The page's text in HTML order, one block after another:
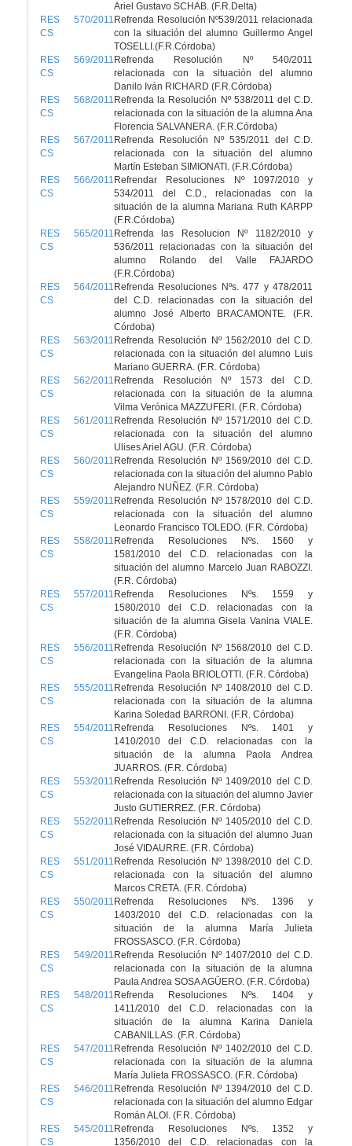
Ariel Gustavo SCHAB. (F.R.Delta)
RES 570/2011
CS
Refrenda Resolución Nº539/2011 relacionada
con la situación del alumno Guillermo Angel
TOSELLI.(F.R.Córdoba)
RES 569/2011
CS
Refrenda Resolución Nº 540/2011
relacionada con la situación del alumno
Danilo Iván RICHARD (F.R.Córdoba)
RES 568/2011
CS
Refrenda la Resolución Nº 538/2011 del C.D.
relacionada con la situación de la alumna Ana
Florencia SALVANERA. (F.R.Córdoba)
RES 567/2011
CS
Refrenda Resolución Nº 535/2011 del C.D.
relacionada con la situación del alumno
Martín Esteban SIMIONATI. (F.R.Córdoba)
RES 566/2011
CS
Refrendar Resoluciones Nº 1097/2010 y
534/2011 del C.D., relacionadas con la
situación de la alumna Mariana Ruth KARPP
(F.R.Córdoba)
RES 565/2011
CS
Refrenda las Resolucion Nº 1182/2010 y
536/2011 relacionadas con la situación del
alumno Rolando del Valle FAJARDO
(F.R.Córdoba)
RES 564/2011
CS
Refrenda Resoluciones Nºs. 477 y 478/2011
del C.D. relacionadas con la situación del
alumno José Alberto BRACAMONTE. (F.R.
Córdoba)
RES 563/2011
CS
Refrenda Resolución Nº 1562/2010 del C.D.
relacionada con la situación del alumno Luis
Mariano GUERRA. (F.R. Córdoba)
RES 562/2011
CS
Refrenda Resolución Nº 1573 del C.D.
relacionada con la situación de la alumna
Vilma Verónica MAZZUFERI. (F.R. Córdoba)
RES 561/2011
CS
Refrenda Resolución Nº 1571/2010 del C.D.
relacionada con la situación del alumno
Ulises Ariel AGU. (F.R. Córdoba)
RES 560/2011
CS
Refrenda Resolución Nº 1569/2010 del C.D.
relacionada con la situación del alumno Pablo
Alejandro NUÑEZ. (F.R. Córdoba)
RES 559/2011
CS
Refrenda Resolución Nº 1578/2010 del C.D.
relacionada con la situación del alumno
Leonardo Francisco TOLEDO. (F.R. Córdoba)
RES 558/2011
CS
Refrenda Resoluciones Nºs. 1560 y
1581/2010 del C.D. relacionadas con la
situación del alumno Marcelo Juan RABOZZI.
(F.R. Córdoba)
RES 557/2011
CS
Refrenda Resoluciones Nºs. 1559 y
1580/2010 del C.D. relacionadas con la
situación de la alumna Gisela Vanina VIALE.
(F.R. Córdoba)
RES 556/2011
CS
Refrenda Resolución Nº 1568/2010 del C.D.
relacionada con la situación de la alumna
Evangelina Paola BRIOLOTTI. (F.R. Córdoba)
RES 555/2011
CS
Refrenda Resolución Nº 1408/2010 del C.D.
relacionada con la situación de la alumna
Karina Soledad BARRONI. (F.R. Córdoba)
RES 554/2011
CS
Refrenda Resoluciones Nºs. 1401 y
1410/2010 del C.D. relacionadas con la
situación de la alumna Paola Andrea
JUARROS. (F.R. Córdoba)
RES 553/2011
CS
Refrenda Resolución Nº 1409/2010 del C.D.
relacionada con la situación del alumno Javier
Justo GUTIERREZ. (F.R. Córdoba)
RES 552/2011
CS
Refrenda Resolución Nº 1405/2010 del C.D.
relacionada con la situación del alumno Juan
José VIDAURRE. (F.R. Córdoba)
RES 551/2011
CS
Refrenda Resolución Nº 1398/2010 del C.D.
relacionada con la situación del alumno
Marcos CRETA. (F.R. Córdoba)
RES 550/2011
CS
Refrenda Resoluciones Nºs. 1396 y
1403/2010 del C.D. relacionadas con la
situación de la alumna María Julieta
FROSSASCO. (F.R. Córdoba)
RES 549/2011
CS
Refrenda Resolución Nº 1407/2010 del C.D.
relacionada con la situación de la alumna
Paula Andrea SOSA AGÜERO. (F.R. Córdoba)
RES 548/2011
CS
Refrenda Resoluciones Nºs. 1404 y
1411/2010 del C.D. relacionadas con la
situación de la alumna Karina Daniela
CABANILLAS. (F.R. Córdoba)
RES 547/2011
CS
Refrenda Resolución Nº 1402/2010 del C.D.
relacionada con la situación de la alumna
María Julieta FROSSASCO. (F.R. Córdoba)
RES 546/2011
CS
Refrenda Resolución Nº 1394/2010 del C.D.
relacionada con la situación del alumno Edgar
Román ALOI. (F.R. Córdoba)
RES 545/2011
CS
Refrenda Resoluciones Nºs. 1352 y
1356/2010 del C.D. relacionadas con la